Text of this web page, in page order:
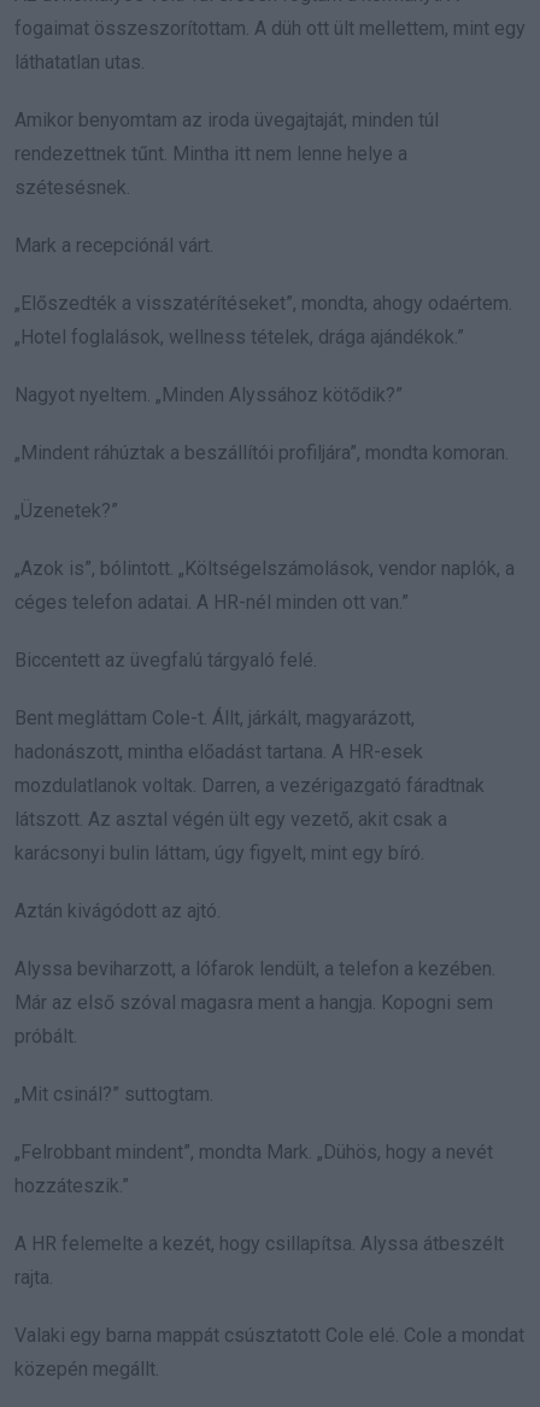
fogaimat összeszorítottam. A düh ott ült mellettem, mint egy
láthatatlan utas.
Amikor benyomtam az iroda üvegajtaját, minden túl
rendezettnek tűnt. Mintha itt nem lenne helye a
szétesésnek.
Mark a recepciónál várt.
„Előszedték a visszatérítéseket”, mondta, ahogy odaértem.
„Hotel foglalások, wellness tételek, drága ajándékok.”
Nagyot nyeltem. „Minden Alyssához kötődik?”
„Mindent ráhúztak a beszállítói profiljára”, mondta komoran.
„Üzenetek?”
„Azok is”, bólintott. „Költségelszámolások, vendor naplók, a
céges telefon adatai. A HR-nél minden ott van.”
Biccentett az üvegfalú tárgyaló felé.
Bent megláttam Cole-t. Állt, járkált, magyarázott,
hadonászott, mintha előadást tartana. A HR-esek
mozdulatlanok voltak. Darren, a vezérigazgató fáradtnak
látszott. Az asztal végén ült egy vezető, akit csak a
karácsonyi bulin láttam, úgy figyelt, mint egy bíró.
Aztán kivágódott az ajtó.
Alyssa beviharzott, a lófarok lendült, a telefon a kezében.
Már az első szóval magasra ment a hangja. Kopogni sem
próbált.
„Mit csinál?” suttogtam.
„Felrobbant mindent”, mondta Mark. „Dühös, hogy a nevét
hozzáteszik.”
A HR felemelte a kezét, hogy csillapítsa. Alyssa átbeszélt
rajta.
Valaki egy barna mappát csúsztatott Cole elé. Cole a mondat
közepén megállt.